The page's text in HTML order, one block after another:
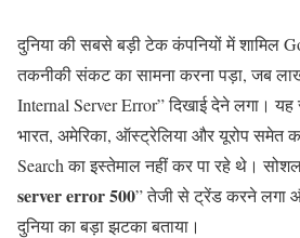
दुनिया की सबसे बड़ी टेक कंपनियों में शामिल
तकनीकी संकट का सामना करना पड़ा, जब
Internal Server Error” दिखाई देने लगा। यह
भारत, अमेरिका, ऑस्ट्रेलिया और यूरोप समेत
Search का इस्तेमाल नहीं कर पा रहे थे। सोशल
server error 500” तेजी से ट्रेंड करने लगा
दुनिया का बड़ा झटका बताया।